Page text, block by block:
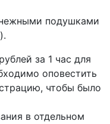
подушками
за 1 час для
оповестить
чтобы было
в отдельном